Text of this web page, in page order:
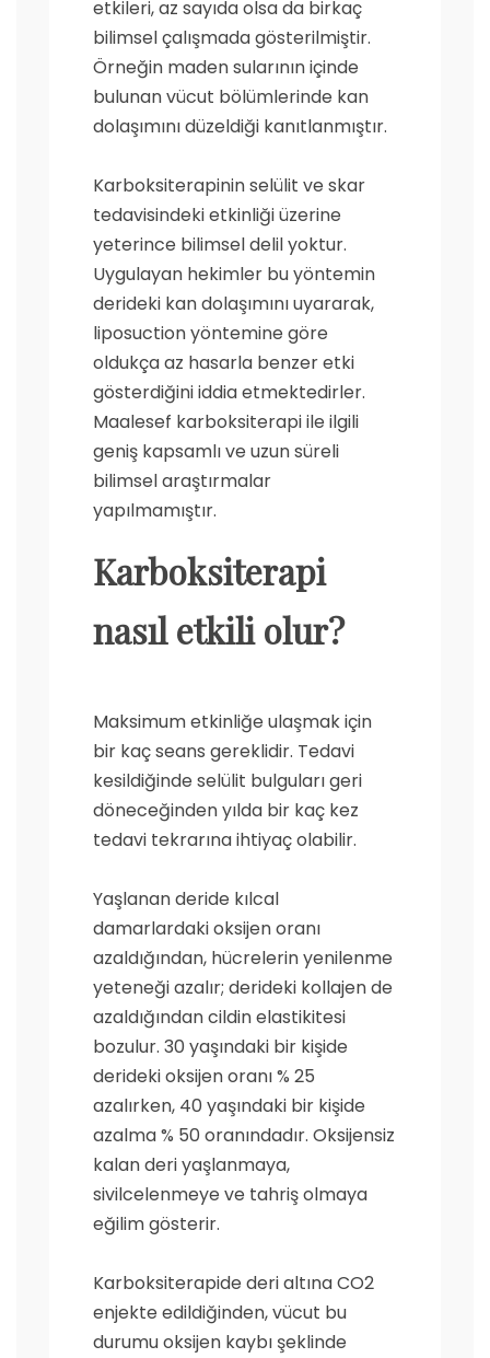
etkileri, az sayıda olsa da birkaç
bilimsel çalışmada gösterilmiştir.
Örneğin maden sularının içinde
bulunan vücut bölümlerinde kan
dolaşımını düzeldiği kanıtlanmıştır.
Karboksiterapinin selülit ve skar
tedavisindeki etkinliği üzerine
yeterince bilimsel delil yoktur.
Uygulayan hekimler bu yöntemin
derideki kan dolaşımını uyararak,
liposuction yöntemine göre
oldukça az hasarla benzer etki
gösterdiğini iddia etmektedirler.
Maalesef karboksiterapi ile ilgili
geniş kapsamlı ve uzun süreli
bilimsel araştırmalar
yapılmamıştır.
Karboksiterapi
nasıl etkili olur?
Maksimum etkinliğe ulaşmak için
bir kaç seans gereklidir. Tedavi
kesildiğinde selülit bulguları geri
döneceğinden yılda bir kaç kez
tedavi tekrarına ihtiyaç olabilir.
Yaşlanan deride kılcal
damarlardaki oksijen oranı
azaldığından, hücrelerin yenilenme
yeteneği azalır; derideki kollajen de
azaldığından cildin elastikitesi
bozulur. 30 yaşındaki bir kişide
derideki oksijen oranı % 25
azalırken, 40 yaşındaki bir kişide
azalma % 50 oranındadır. Oksijensiz
kalan deri yaşlanmaya,
sivilcelenmeye ve tahriş olmaya
eğilim gösterir.
Karboksiterapide deri altına CO2
enjekte edildiğinden, vücut bu
durumu oksijen kaybı şeklinde